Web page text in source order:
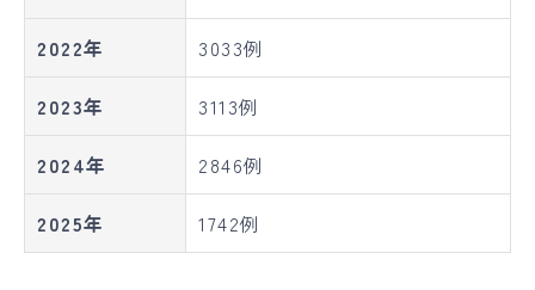
2022年 3033例
2023年 3113例
2024年 2846例
2025年 1742例